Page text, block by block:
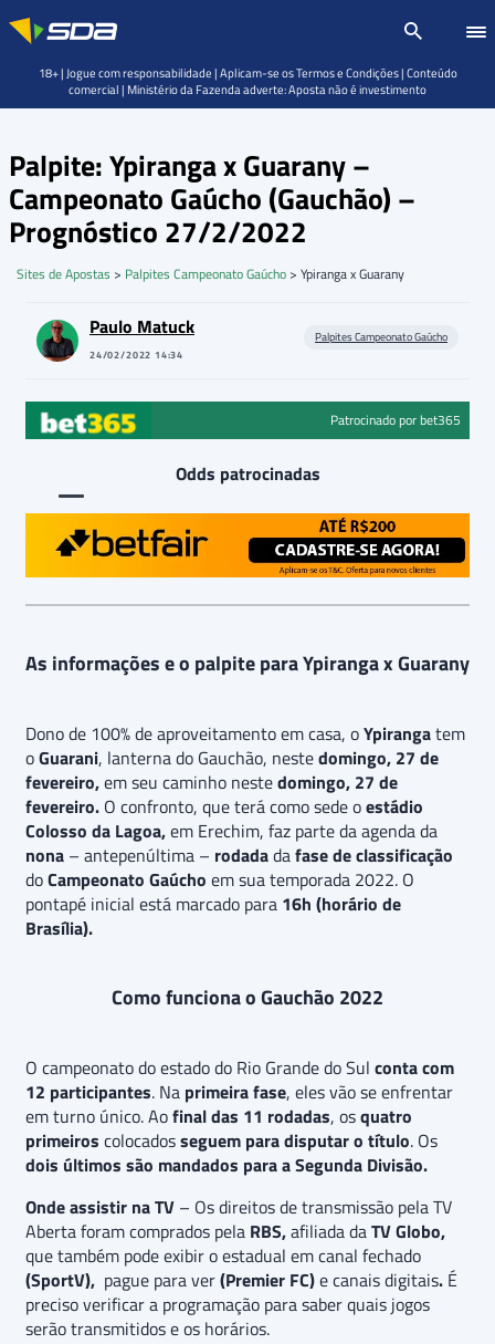
Palpite: Ypiranga x Guarany –
Campeonato Gaúcho (Gauchão) –
Prognóstico 27/2/2022
Sites de Apostas > Palpites Campeonato Gaúcho > Ypiranga x Guarany
Paulo Matuck
24/02/2022 14:34
Palpites Campeonato Gaúcho
Patrocinado por bet365
Odds patrocinadas
As informações e o palpite para Ypiranga x Guarany
Dono de 100% de aproveitamento em casa, oYpirangatem
oGuarani, lanterna do Gauchão, nestedomingo, 27 de
fevereiro,em seu caminho nestedomingo, 27 de
fevereiro. O confronto, que terá como sede oestádio
Colosso da Lagoa,em Erechim, faz parte da agenda da
nona – antepenúltima – rodadadafase de classificação
doCampeonato Gaúcho em sua temporada 2022. O
pontapé inicial está marcado para 16h (horário de
Brasília).
Como funciona o Gauchão 2022
O campeonato do estado do Rio Grande do Sul conta com
12 participantes. Na primeira fase, eles vão se enfrentar
em turno único. Aofinal das 11 rodadas, osquatro
primeiros colocadosseguem para disputar o título. Os
dois últimos são mandados para a Segunda Divisão.
Onde assistir na TV – Os direitos de transmissão pela TV
Aberta foram comprados pela RBS,afiliada daTV Globo,
que também pode exibir o estadual em canal fechado
(SportV), pague para ver(Premier FC)e canais digitais. É
preciso verificar a programação para saber quais jogos
serão transmitidos e os horários.
18+ | Jogue com responsabilidade | Aplicam-se os Termos e Condições | Conteúdo
comercial | Ministério da Fazenda adverte: Aposta não é investimento